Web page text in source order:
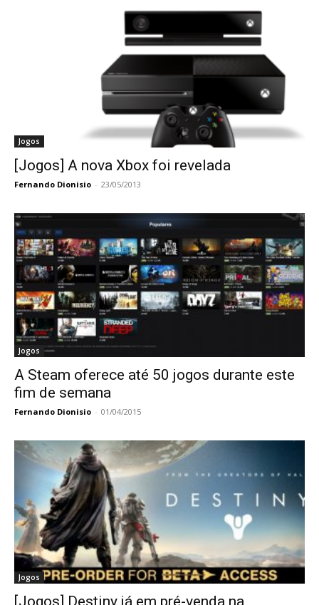
Jogos
[Jogos] A nova Xbox foi revelada
Fernando Dionisio - 23/05/2013
Jogos
A Steam oferece até 50 jogos durante este
fim de semana
Fernando Dionisio - 01/04/2015
Jogos